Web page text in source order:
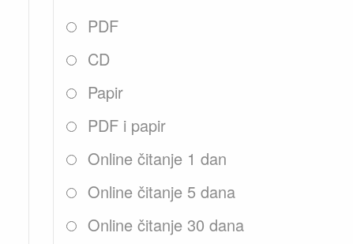
PDF
CD
Papir
PDF i papir
Online čitanje 1 dan
Online čitanje 5 dana
Online čitanje 30 dana